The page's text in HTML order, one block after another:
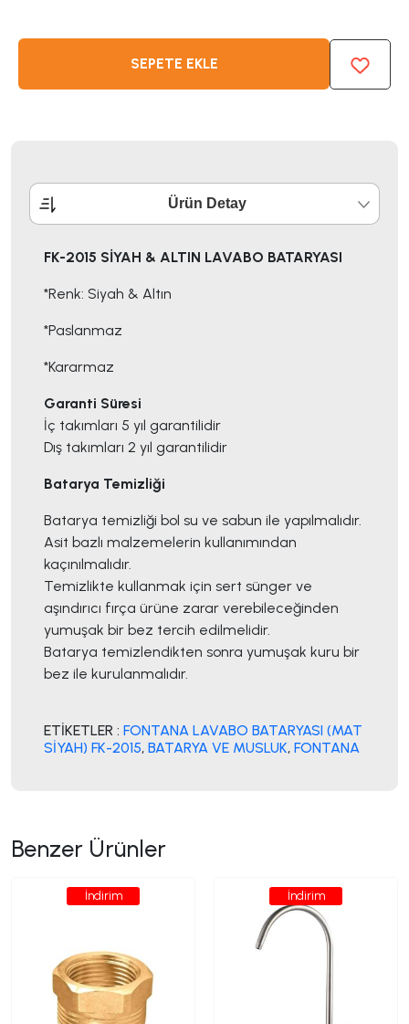
SEPETE EKLE
Ürün Detay
FK-2015 SİYAH & ALTIN LAVABO BATARYASI
*Renk: Siyah & Altın
*Paslanmaz
*Kararmaz
Garanti Süresi
İç takımları 5 yıl garantilidir
Dış takımları 2 yıl garantilidir
Batarya Temizliği
Batarya temizliği bol su ve sabun ile yapılmalıdır.
Asit bazlı malzemelerin kullanımından
kaçınılmalıdır.
Temizlikte kullanmak için sert sünger ve
aşındırıcı fırça ürüne zarar verebileceğinden
yumuşak bir bez tercih edilmelidir.
Batarya temizlendikten sonra yumuşak kuru bir
bez ile kurulanmalıdır.
ETİKETLER : FONTANA LAVABO BATARYASI (MAT
SİYAH) FK-2015, BATARYA VE MUSLUK, FONTANA
Benzer Ürünler
İndirim İndirim